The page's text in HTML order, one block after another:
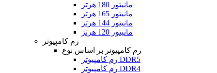
مانیتور 180 هرتز
مانیتور 165 هرتز
مانیتور 144 هرتز
مانیتور 120 هرتز
رم کامپیوتر
رم کامپیوتر بر اساس نوع
رم کامپیوتر DDR5
رم کامپیوتر DDR4